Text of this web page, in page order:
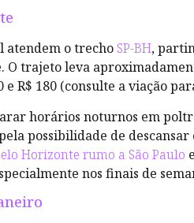
atendem o trecho SP-BH,
O trajeto leva
R$ 180 (consulte a viação
horários noturnos em
possibilidade de
Horizonte rumo a São Paulo
nos finais de